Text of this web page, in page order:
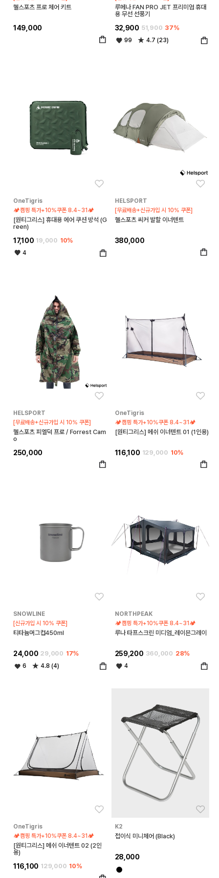
헬스포츠 프로 체어 키트
149,000
루메나 FAN PRO JET 프리미엄 휴대
용 무선 선풍기
32,900 51,900 37%
99 4.7 (23)
OneTigris
🏕️캠핑 특가+10%쿠폰 8.4~31🏕️
[원티그리스] 휴대용 에어 쿠션 방석 (G
reen)
17,100 19,000 10%
4
HELSPORT
[무료배송+신규가입 시 10% 쿠폰]
헬스포츠 씨커 발할 이너텐트
380,000
HELSPORT
[무료배송+신규가입 시 10% 쿠폰]
헬스포츠 피엘덕 프로 / Forrest Cam
o
250,000
OneTigris
🏕️캠핑 특가+10%쿠폰 8.4~31🏕️
[원티그리스] 메쉬 이너텐트 01 (1인용)
116,100 129,000 10%
SNOWLINE
[신규가입 시 10% 쿠폰]
티타늄머그컵450ml
24,000 29,000 17%
6 4.8 (4)
NORTHPEAK
🏕️캠핑 특가+10%쿠폰 8.4~31🏕️
루나 타프스크린 미디엄_레이븐그레이
259,200 360,000 28%
4
OneTigris
🏕️캠핑 특가+10%쿠폰 8.4~31🏕️
[원티그리스] 메쉬 이너텐트 02 (2인
용)
116,100 129,000 10%
K2
접이식 미니체어 (Black)
28,000